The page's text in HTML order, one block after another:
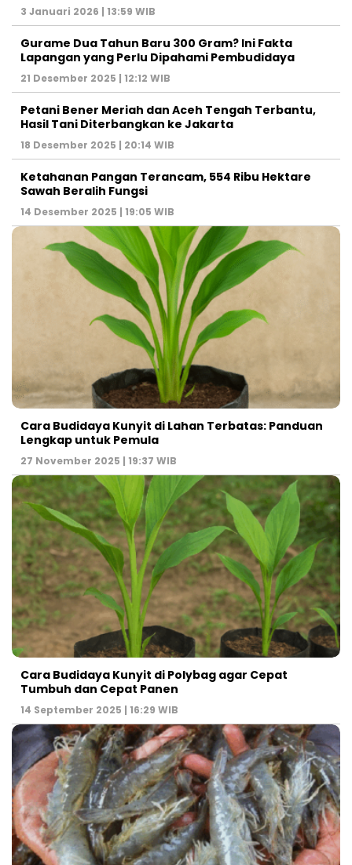
3 Januari 2026 | 13:59 WIB
Gurame Dua Tahun Baru 300 Gram? Ini Fakta
Lapangan yang Perlu Dipahami Pembudidaya
21 Desember 2025 | 12:12 WIB
Petani Bener Meriah dan Aceh Tengah Terbantu,
Hasil Tani Diterbangkan ke Jakarta
18 Desember 2025 | 20:14 WIB
Ketahanan Pangan Terancam, 554 Ribu Hektare
Sawah Beralih Fungsi
14 Desember 2025 | 19:05 WIB
Cara Budidaya Kunyit di Lahan Terbatas: Panduan
Lengkap untuk Pemula
27 November 2025 | 19:37 WIB
Cara Budidaya Kunyit di Polybag agar Cepat
Tumbuh dan Cepat Panen
14 September 2025 | 16:29 WIB